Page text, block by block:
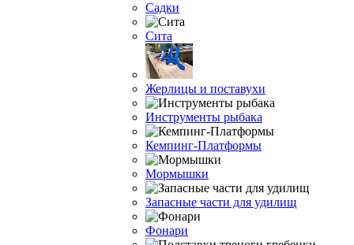
Садки
Сита
Жерлицы и поставухи
Инструменты рыбака
Кемпинг-Платформы
Мормышки
Запасные части для удилищ
Фонари